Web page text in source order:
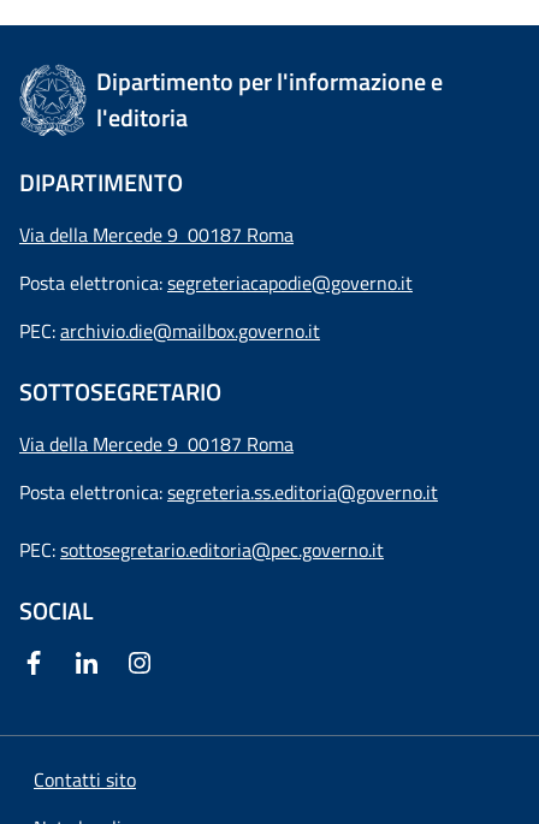
Dipartimento per l'informazione e
l'editoria
DIPARTIMENTO
Via della Mercede 9 00187 Roma
Posta elettronica:segreteriacapodie@governo.it
PEC:archivio.die@mailbox.governo.it
SOTTOSEGRETARIO
Via della Mercede 9 00187 Roma
Posta elettronica:segreteria.ss.editoria@governo.it
PEC:sottosegretario.editoria@pec.governo.it
SOCIAL
Contatti sito